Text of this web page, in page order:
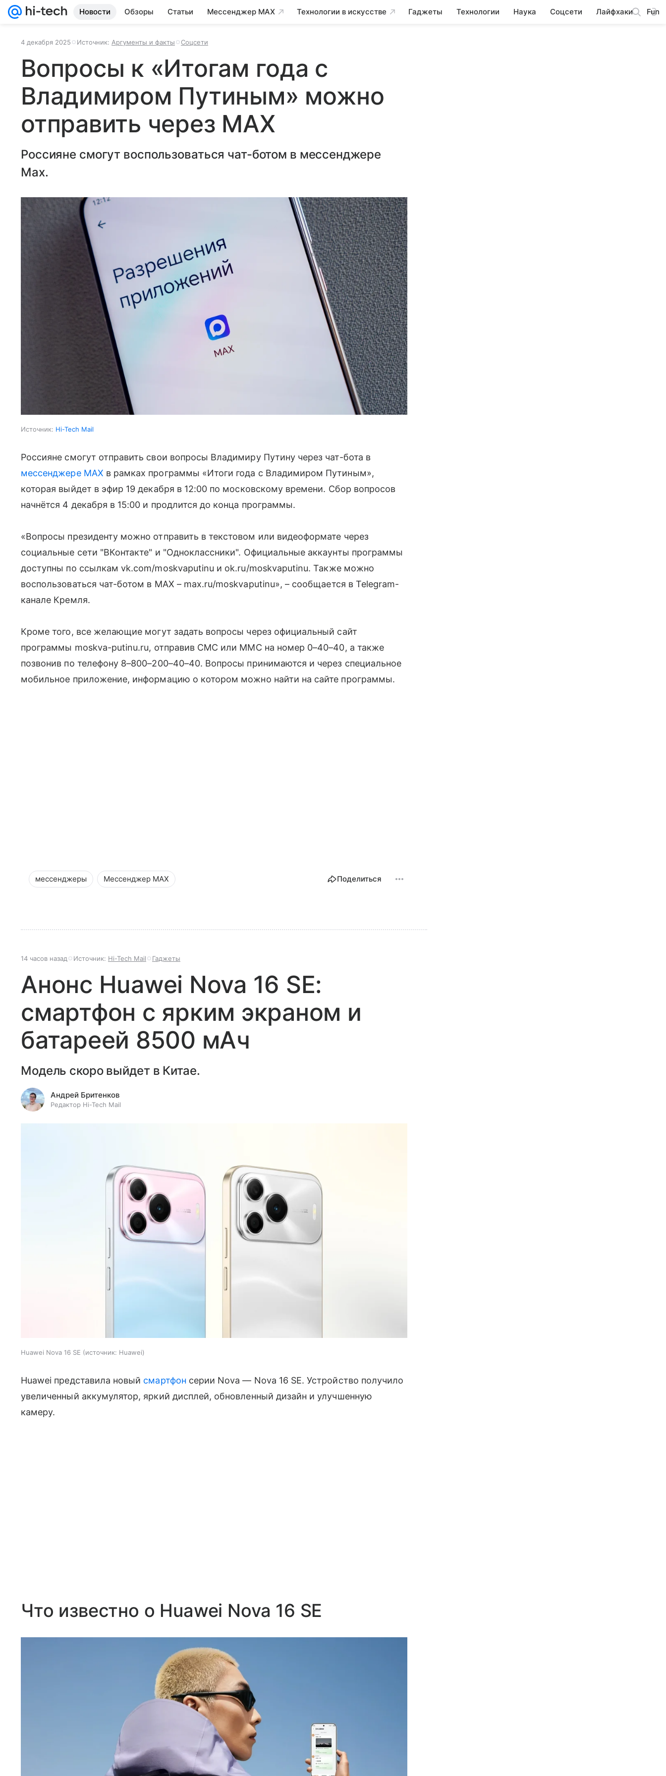
Новости Обзоры Статьи Мессенджер MAX Технологии в искусстве Гаджеты Технологии Наука Соцсети Лайфхаки Fun
4 декабря 2025 Источник: Аргументы и факты Соцсети
Вопросы к «Итогам года с
Владимиром Путиным» можно
отправить через МAX
Россияне смогут воспользоваться чат-ботом в мессенджере
Мax.
Источник: Hi-Tech Mail
Россияне смогут отправить свои вопросы Владимиру Путину через чат-бота в
мессенджере MAX в рамках программы «Итоги года с Владимиром Путиным»,
которая выйдет в эфир 19 декабря в 12:00 по московскому времени. Сбор вопросов
начнётся 4 декабря в 15:00 и продлится до конца программы.
«Вопросы президенту можно отправить в текстовом или видеоформате через
социальные сети "ВКонтакте" и "Одноклассники". Официальные аккаунты программы
доступны по ссылкам vk.com/moskvaputinu и ok.ru/moskvaputinu. Также можно
воспользоваться чат-ботом в MAX – max.ru/moskvaputinu», – сообщается в Telegram-
канале Кремля.
Кроме того, все желающие могут задать вопросы через официальный сайт
программы moskva-putinu.ru, отправив СМС или ММС на номер 0–40–40, а также
позвонив по телефону 8–800–200–40–40. Вопросы принимаются и через специальное
мобильное приложение, информацию о котором можно найти на сайте программы.
мессенджеры Мессенджер MAX Поделиться
14 часов назад Источник: Hi-Tech Mail Гаджеты
Анонс Huawei Nova 16 SE:
смартфон с ярким экраном и
батареей 8500 мАч
Модель скоро выйдет в Китае.
Андрей Бритенков
Редактор Hi-Tech Mail
Huawei Nova 16 SE источник: Huawei
Huawei представила новый смартфон серии Nova — Nova 16 SE. Устройство получило
увеличенный аккумулятор, яркий дисплей, обновленный дизайн и улучшенную
камеру.
Что известно о Huawei Nova 16 SE